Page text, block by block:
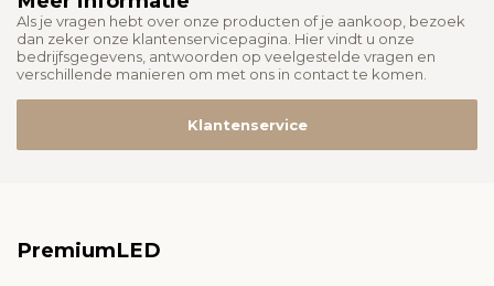
Als je vragen hebt over onze producten of je aankoop, bezoek
dan zeker onze klantenservicepagina. Hier vindt u onze
bedrijfsgegevens, antwoorden op veelgestelde vragen en
verschillende manieren om met ons in contact te komen.
Klantenservice
PremiumLED